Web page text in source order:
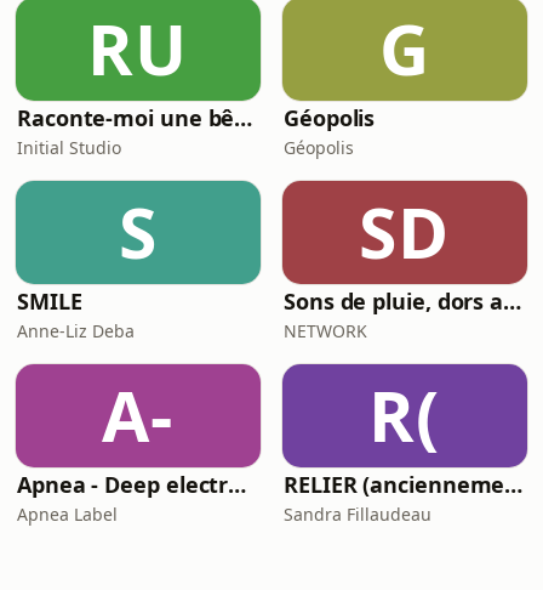
RU
Raconte-moi une bêtise
Initial Studio
G
Géopolis
Géopolis
S
SMILE
Anne-Liz Deba
SD
Sons de pluie, dors avec moi
NETWORK
A-
Apnea - Deep electronic music
Apnea Label
R(
RELIER (anciennement Les Equilibristes)
Sandra Fillaudeau